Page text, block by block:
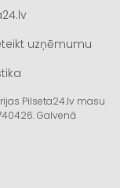
uzņēmumu
Pilseta24.lv masu
Galvenā